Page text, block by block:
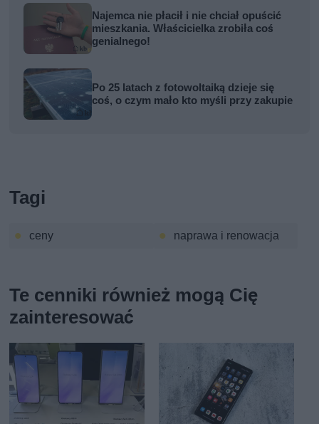
Najemca nie płacił i nie chciał opuścić
mieszkania. Właścicielka zrobiła coś
genialnego!
Po 25 latach z fotowoltaiką dzieje się
coś, o czym mało kto myśli przy zakupie
Tagi
ceny naprawa i renowacja
Te cenniki również mogą Cię
zainteresować